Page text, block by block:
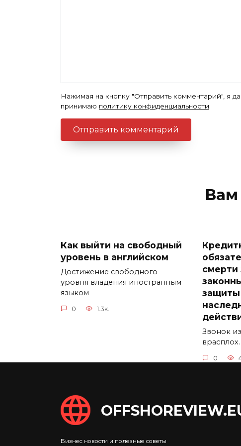
Нажимая на кнопку "Отправить комментарий", я
принимаю политику конфиденциальности
Вам
Как выйти на свободный
уровень в английском
Достижение свободного
уровня владения иностранным
языком
0 1.3к.
смерти
защиты
Звонок
0
Налоговые вычеты на
детей в России
Бизнес новости и полезные советы